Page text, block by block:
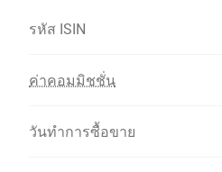
รหัส ISIN
ค่าคอมมิชชั่น
วันทำการซื้อขาย